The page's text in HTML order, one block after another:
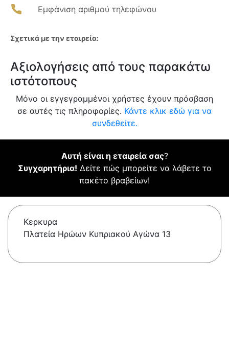
Εμφάνιση αριθμού τηλεφώνου
Σχετικά με την εταιρεία:
Αξιολογήσεις από τους παρακάτω
ιστότοπους
Μόνο οι εγγεγραμμένοι χρήστες έχουν πρόσβαση
σε αυτές τις πληροφορίες. Κάντε κλικ εδώ για να
συνδεθείτε.
Αυτή είναι η εταιρεία σας?
Συγχαρητήρια! Δείτε πώς μπορείτε να λάβετε το
πακέτο βραβείων!
Κερκυρα
Πλατεία Ηρώων Κυπριακού Αγώνα 13